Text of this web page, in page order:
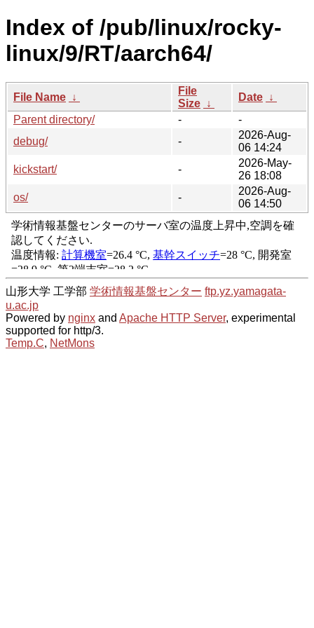
Index of /pub/linux/rocky-
linux/9/RT/aarch64/
File Name ↓
File
Size ↓
Date ↓
Parent directory/
-
-
debug/
-
2026-Aug-
06 14:24
kickstart/
-
2026-May-
26 18:08
os/
-
2026-Aug-
06 14:50
山形大学 工学部 学術情報基盤センター ftp.yz.yamagata-
u.ac.jp
Powered by nginx and Apache HTTP Server, experimental
supported for http/3.
Temp.C, NetMons